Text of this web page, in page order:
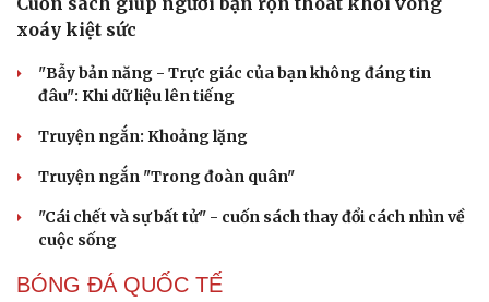
xoáy kiệt sức
"Bẫy bản năng - Trực giác của bạn không đáng tin
đâu": Khi dữ liệu lên tiếng
Truyện ngắn: Khoảng lặng
Truyện ngắn "Trong đoàn quân"
"Cái chết và sự bất tử" - cuốn sách thay đổi cách nhìn về
cuộc sống
BÓNG ĐÁ QUỐC TẾ